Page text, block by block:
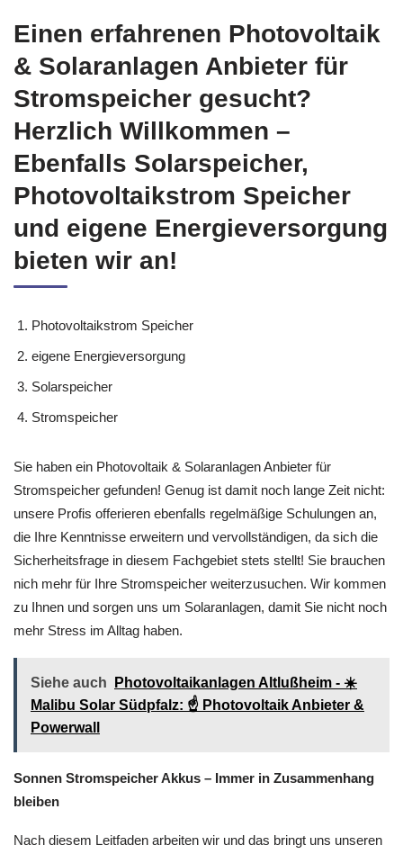
Einen erfahrenen Photovoltaik
& Solaranlagen Anbieter für
Stromspeicher gesucht?
Herzlich Willkommen –
Ebenfalls Solarspeicher,
Photovoltaikstrom Speicher
und eigene Energieversorgung
bieten wir an!
Photovoltaikstrom Speicher
eigene Energieversorgung
Solarspeicher
Stromspeicher
Sie haben ein Photovoltaik & Solaranlagen Anbieter für
Stromspeicher gefunden! Genug ist damit noch lange Zeit nicht:
unsere Profis offerieren ebenfalls regelmäßige Schulungen an,
die Ihre Kenntnisse erweitern und vervollständigen, da sich die
Sicherheitsfrage in diesem Fachgebiet stets stellt! Sie brauchen
nich mehr für Ihre Stromspeicher weiterzusuchen. Wir kommen
zu Ihnen und sorgen uns um Solaranlagen, damit Sie nicht noch
mehr Stress im Alltag haben.
Siehe auch
Photovoltaikanlagen Altlußheim - ☀️
Malibu Solar Südpfalz: ☝️ Photovoltaik Anbieter &
Powerwall
Sonnen Stromspeicher Akkus – Immer in Zusammenhang
bleiben
Nach diesem Leitfaden arbeiten wir und das bringt uns unseren